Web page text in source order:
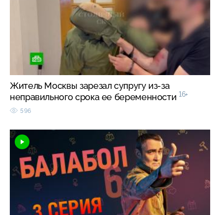
Житель Москвы зарезал супругу из-за
неправильного срока ее беременности 16+
596